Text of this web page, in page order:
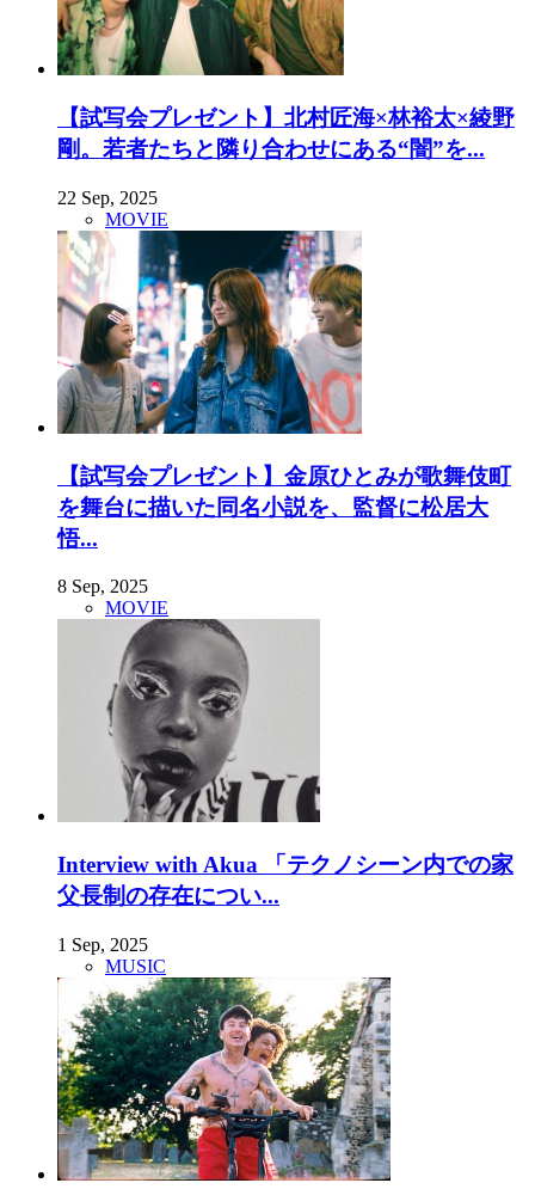
【試写会プレゼント】北村匠海×林裕太×綾野
剛。若者たちと隣り合わせにある“闇”を...
22 Sep, 2025
MOVIE
【試写会プレゼント】金原ひとみが歌舞伎町
を舞台に描いた同名小説を、監督に松居大
悟...
8 Sep, 2025
MOVIE
Interview with Akua 「テクノシーン内での家
父長制の存在につい...
1 Sep, 2025
MUSIC